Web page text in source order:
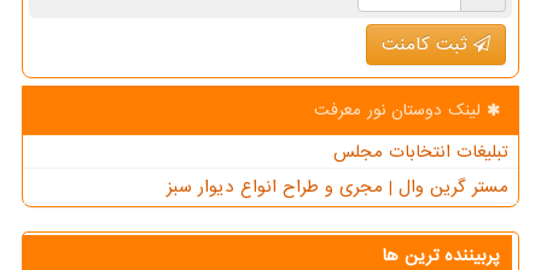
ثبت کامنت
لینک دوستان نور معرفت
تبلیغات انتخابات مجلس
مستر گرین وال | مجری و طراح انواع دیوار سبز
پربیننده ترین ها